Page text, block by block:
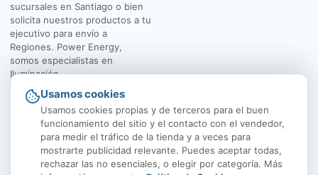
sucursales en Santiago o bien
solicita nuestros productos a tu
ejecutivo para envío a
Regiones. Power Energy,
somos especialistas en
Iluminación.
El Rosal 4547, Huechuraba
Usamos cookies
Usamos cookies propias y de terceros para el buen
funcionamiento del sitio y el contacto con el vendedor,
para medir el tráfico de la tienda y a veces para
mostrarte publicidad relevante. Puedes aceptar todas,
rechazar las no esenciales, o elegir por categoría. Más